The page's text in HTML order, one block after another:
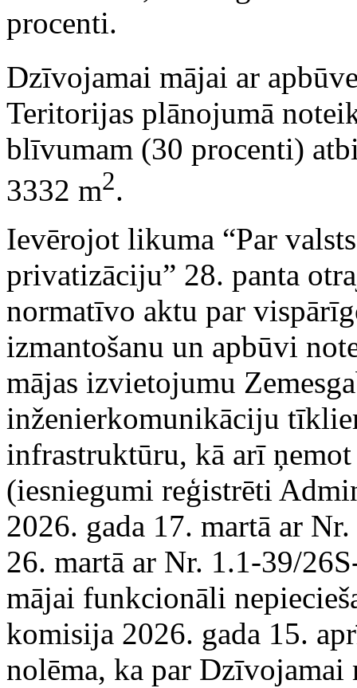
procenti.
Dzīvojamai mājai ar
Teritorijas plānojumā
blīvumam (30 procenti)
3332 m2.
Ievērojot likuma “Par
privatizāciju” 28. panta
normatīvo aktu par
izmantošanu un apbūvi
mājas izvietojumu
inženierkomunikāciju
infrastruktūru, kā arī
(iesniegumi reģistrēti
2026. gada 17. martā ar
26. martā ar Nr. 1.1-39/
mājai funkcionāli
komisija 2026. gada 15.
nolēma, ka par Dzīvojamai